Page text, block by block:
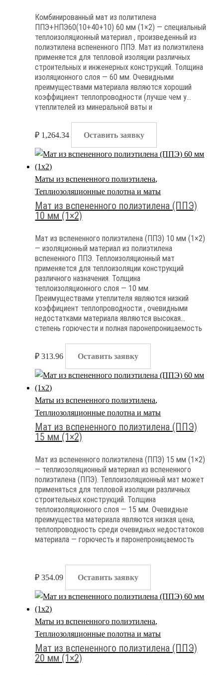
Комбинированный мат из политилена
ППЭ+НПЭ60(10+40+10) 60 мм (1×2) — специальный
теплоизоляционный материал , произведенный из
полиэтилена вспененного ППЭ. Мат из полиэтилена
применяется для тепловой изоляции различных
строительных и инженерных конструкций. Толщина
изоляционного слоя — 60 мм. Очевидными
преимуществами материала являются хороший
коэффициент теплопроводности (лучше чем у
утеплителей из минеральной ваты и
горючести и полная паронепроницаемость
₽ 1,264.34 Оставить заявку
Маты из вспененного полиэтилена,
Теплиозоляционные полотна и маты
Мат из вспененного полиэтилена (ППЭ)
10 мм (1×2)
Мат из вспененного полиэтилена (ППЭ) 10 мм (1×2)
— изоляционный материал из полиэтилена
вспененного ППЭ. Теплоизоляционный мат
применяется для теплоизоляции конструкций
различного назначения. Толщина
теплоизоляционного слоя — 10 мм.
Преимуществами утеплителя являются низкий
коэффициент теплопроводности , очевидными
недостатками материала являются высокая
степень горючести и полная паронепроницаемость
₽ 313.96 Оставить заявку
Маты из вспененного полиэтилена,
Теплиозоляционные полотна и маты
Мат из вспененного полиэтилена (ППЭ)
15 мм (1×2)
Мат из вспененного полиэтилена (ППЭ) 15 мм (1×2)
— теплиозоляционный материал из вспененного
полиэтилена (ППЭ). Теплоизоляционный мат может
применяться для тепловой изоляции различных
строительных конструкций. Толщина
теплоизоляционного слоя — 15 мм. Очевидные
преимущества материала являются низкая цена,
теплопроводность среди очевидных недостатоков
материала — горючесть и паронепроницаемость
₽ 354.09 Оставить заявку
Маты из вспененного полиэтилена,
Теплиозоляционные полотна и маты
Мат из вспененного полиэтилена (ППЭ)
20 мм (1×2)